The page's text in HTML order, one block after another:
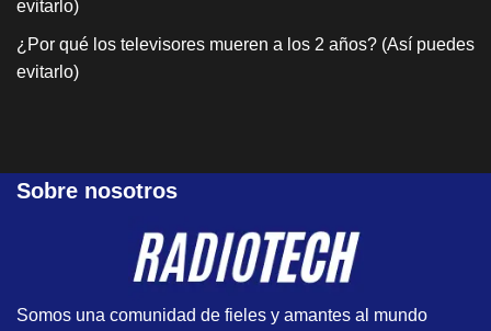
evitarlo)
¿Por qué los televisores mueren a los 2 años? (Así puedes
evitarlo)
Sobre nosotros
Somos una comunidad de fieles y amantes al mundo